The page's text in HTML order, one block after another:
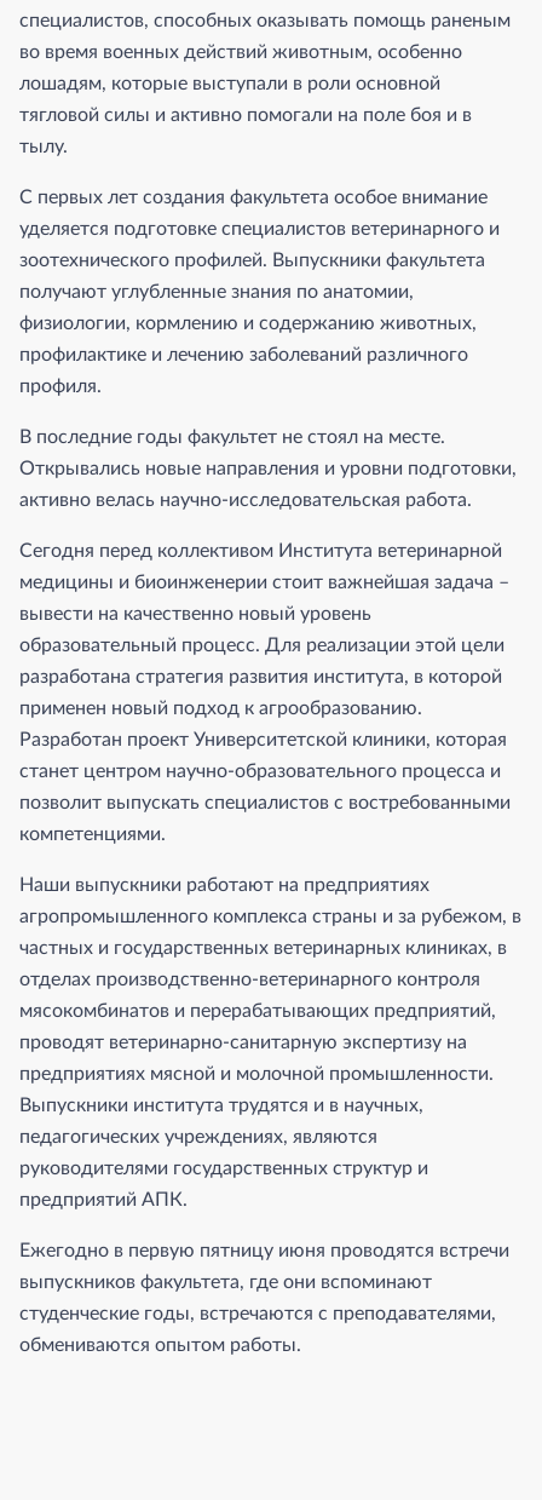
специалистов, способных оказывать помощь раненым
во время военных действий животным, особенно
лошадям, которые выступали в роли основной
тягловой силы и активно помогали на поле боя и в
тылу.
С первых лет создания факультета особое внимание
уделяется подготовке специалистов ветеринарного и
зоотехнического профилей. Выпускники факультета
получают углубленные знания по анатомии,
физиологии, кормлению и содержанию животных,
профилактике и лечению заболеваний различного
профиля.
В последние годы факультет не стоял на месте.
Открывались новые направления и уровни подготовки,
активно велась научно-исследовательская работа.
Сегодня перед коллективом Института ветеринарной
медицины и биоинженерии стоит важнейшая задача –
вывести на качественно новый уровень
образовательный процесс. Для реализации этой цели
разработана стратегия развития института, в которой
применен новый подход к агрообразованию.
Разработан проект Университетской клиники, которая
станет центром научно-образовательного процесса и
позволит выпускать специалистов с востребованными
компетенциями.
Наши выпускники работают на предприятиях
агропромышленного комплекса страны и за рубежом, в
частных и государственных ветеринарных клиниках, в
отделах производственно-ветеринарного контроля
мясокомбинатов и перерабатывающих предприятий,
проводят ветеринарно-санитарную экспертизу на
предприятиях мясной и молочной промышленности.
Выпускники института трудятся и в научных,
педагогических учреждениях, являются
руководителями государственных структур и
предприятий АПК.
Ежегодно в первую пятницу июня проводятся встречи
выпускников факультета, где они вспоминают
студенческие годы, встречаются с преподавателями,
обмениваются опытом работы.